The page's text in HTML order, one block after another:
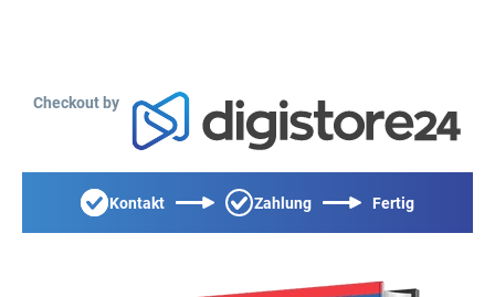
Checkout by
Kontakt Zahlung Fertig